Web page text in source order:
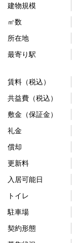
建物規模
㎡数
所在地
最寄り駅
賃料（税込）
共益費（税込）
敷金（保証金）
礼金
償却
更新料
入居可能日
トイレ
駐車場
契約形態